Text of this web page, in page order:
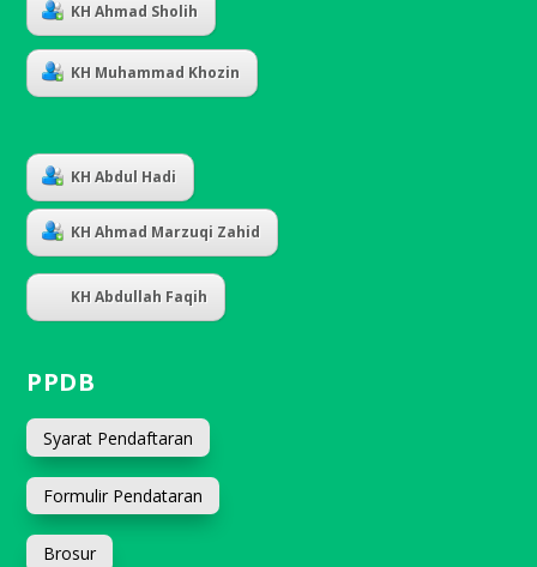
KH Ahmad Sholih
KH Muhammad Khozin
KH Abdul Hadi
KH Ahmad Marzuqi Zahid
KH Abdullah Faqih
PPDB
Syarat Pendaftaran
Formulir Pendataran
Brosur